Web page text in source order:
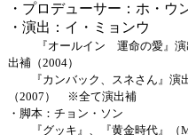
・プロデューサー：ホ・ウ
・演出：イ・ミョンウ
『オールイン 運命の愛』演
出補（2004）
『カンバック、スネさん』演
（2007） ※全て演出補
・脚本：チョン・ソン
『グッキ』、『黄金時代』（